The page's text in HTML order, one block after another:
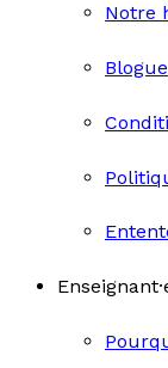
Notre
Blogue